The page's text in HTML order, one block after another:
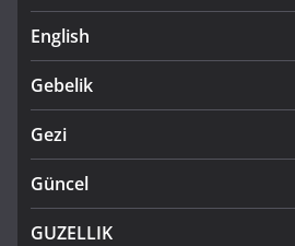
English
Gebelik
Gezi
Güncel
GUZELLIK